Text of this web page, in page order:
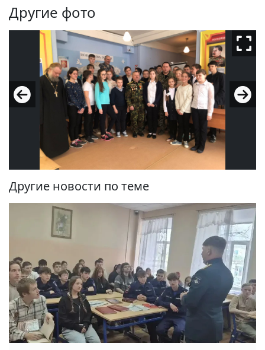
Другие фото
Другие новости по теме